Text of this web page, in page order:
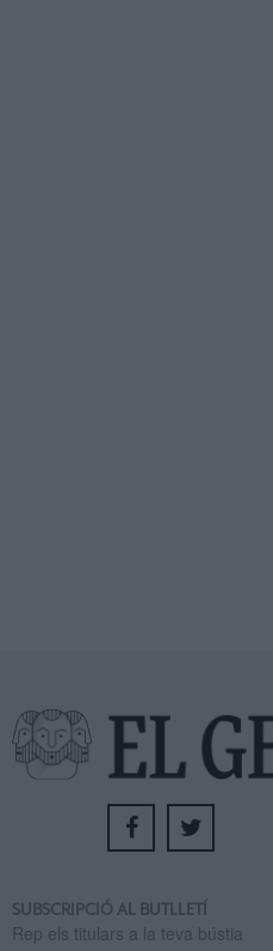
SUBSCRIPCIÓ AL BUTLLETÍ
Rep els titulars a la teva bústia